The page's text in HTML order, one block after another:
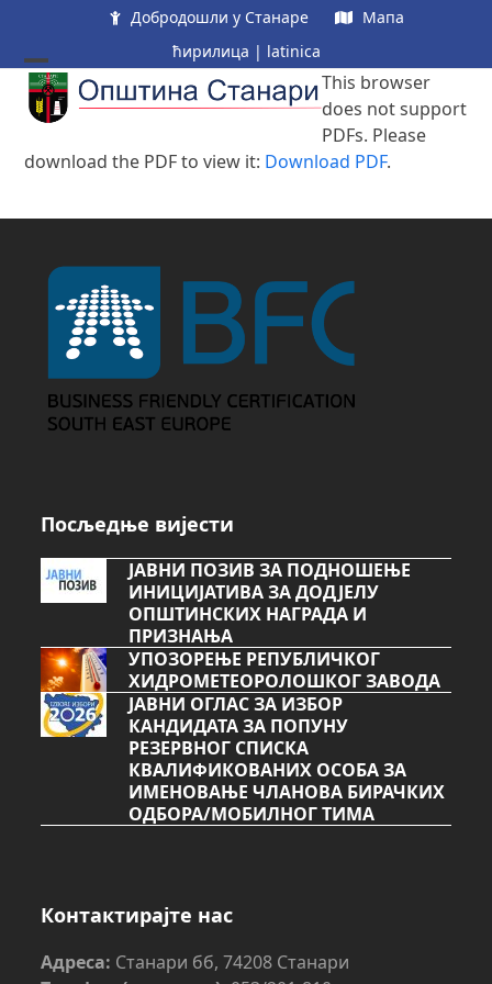
content
Добродошли у Станаре
Мапа
ћирилица | latinica
Open
mobile
menu
Close
mobile
menu
This browser
does not support
PDFs. Please
download the PDF to view it: Download PDF.
Посљедње вијести
ЈАВНИ ПОЗИВ ЗА ПОДНОШЕЊЕ
ИНИЦИЈАТИВА ЗА ДОДЈЕЛУ
ОПШТИНСКИХ НАГРАДА И
ПРИЗНАЊА
УПОЗОРЕЊЕ РЕПУБЛИЧКОГ
ХИДРОМЕТЕОРОЛОШКОГ ЗАВОДА
ЈАВНИ ОГЛАС ЗА ИЗБОР
КАНДИДАТА ЗА ПОПУНУ
РЕЗЕРВНОГ СПИСКА
КВАЛИФИКОВАНИХ ОСОБА ЗА
ИМЕНОВАЊЕ ЧЛАНОВА БИРАЧКИХ
ОДБОРА/МОБИЛНОГ ТИМА
Контактирајте нас
Адреса: Станари бб, 74208 Станари